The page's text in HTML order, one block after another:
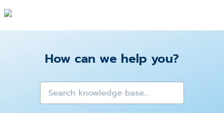
How can we help you?